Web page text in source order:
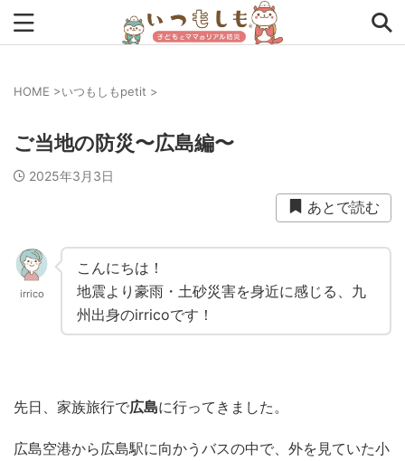
0次の備え 1次の備え 2次の備え
アプリ インタビュー
ローリングストック
停電 備蓄 収納 台風 在宅避難 地震
外出中 外出先 小学生 幼児 座談会
衛生用品 被災中 豪雨 赤ちゃん
避難所 野菜 防災おでかけ 防災グッズ
HOME >いつもしもpetit >
ご当地の防災〜広島編〜
2025年3月3日
あとで読む
irrico
こんにちは！
地震より豪雨・土砂災害を身近に感じる、九
州出身のirricoです！
先日、家族旅行で広島に行ってきました。
広島空港から広島駅に向かうバスの中で、外を見ていた小